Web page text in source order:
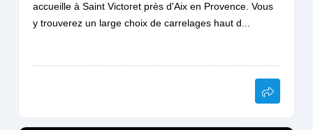
accueille à Saint Victoret près d'Aix en Provence. Vous
y trouverez un large choix de carrelages haut d...